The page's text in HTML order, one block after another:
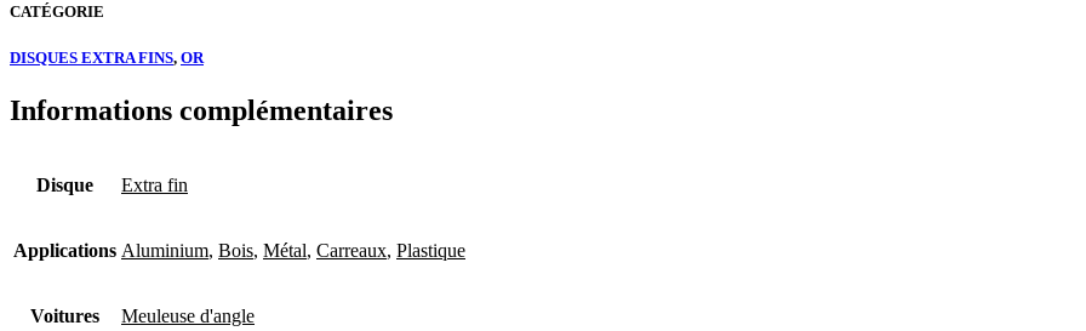
CATÉGORIE
DISQUES EXTRA FINS, OR
Informations complémentaires
Disque Extra fin
Applications Aluminium, Bois, Métal, Carreaux, Plastique
Voitures Meuleuse d'angle